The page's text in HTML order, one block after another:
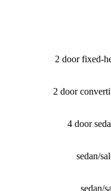
2 door fixed-
2 door
4 door
sedan/​
sedan/​